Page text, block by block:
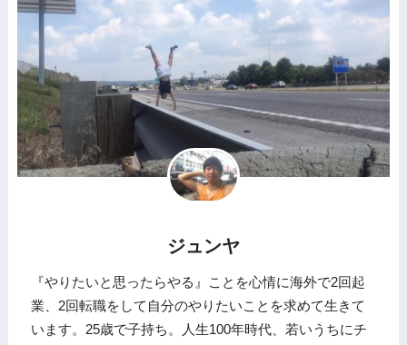
ジュンヤ
『やりたいと思ったらやる』ことを心情に海外で2回起
業、2回転職をして自分のやりたいことを求めて生きて
います。25歳で子持ち。人生100年時代、若いうちにチ